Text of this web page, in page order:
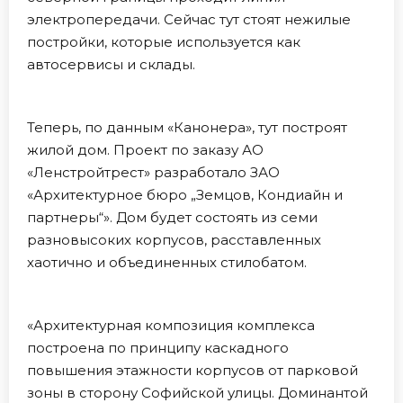
электропередачи. Сейчас тут стоят нежилые
постройки, которые используется как
автосервисы и склады.
Теперь, по данным «Канонера», тут построят
жилой дом. Проект по заказу АО
«Ленстройтрест» разработало ЗАО
«Архитектурное бюро „Земцов, Кондиайн и
партнеры“». Дом будет состоять из семи
разновысоких корпусов, расставленных
хаотично и объединенных стилобатом.
«Архитектурная композиция комплекса
построена по принципу каскадного
повышения этажности корпусов от парковой
зоны в сторону Софийской улицы. Доминантой